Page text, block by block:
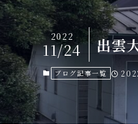
出雲
2022
11/24
ブログ記事一覧